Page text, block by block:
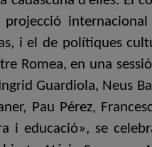
i el de polítiques
Romea, en una
Guardiola, Neus
Pau Pérez,
i educació», se